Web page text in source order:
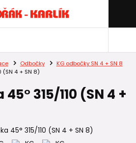
Odbočky
KG odbočky SN 4 + SN 8
(SN 4 + SN 8)
315/110 (SN 4 +